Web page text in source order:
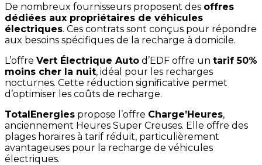
De nombreux fournisseurs proposent des offres
dédiées aux propriétaires de véhicules
électriques. Ces contrats sont conçus pour répondre
aux besoins spécifiques de la recharge à domicile.
L’offre Vert Électrique Auto d’EDF offre un tarif 50%
moins cher la nuit, idéal pour les recharges
nocturnes. Cette réduction significative permet
d’optimiser les coûts de recharge.
TotalEnergies propose l’offre Charge’Heures,
anciennement Heures Super Creuses. Elle offre des
plages horaires à tarif réduit, particulièrement
avantageuses pour la recharge de véhicules
électriques.